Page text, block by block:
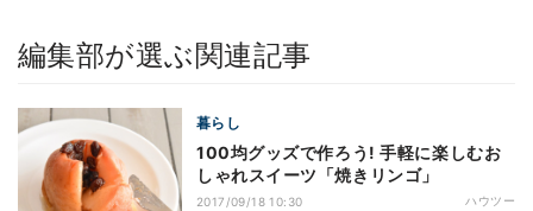
編集部が選ぶ関連記事
暮らし
100均グッズで作ろう! 手軽に楽しむお
しゃれスイーツ「焼きリンゴ」
2017/09/18 10:30 ハウツー